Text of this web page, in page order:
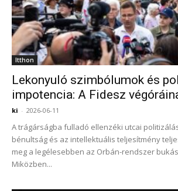
Itthon
Lekonyuló szimbólumok és
impotencia: A Fidesz
ki - 2026-06-11
A trágárságba fulladó ellenzéki utcai
bénultság és az intellektuális teljesítmény
meg a legélesebben az Orbán-rendszer
Miközben...